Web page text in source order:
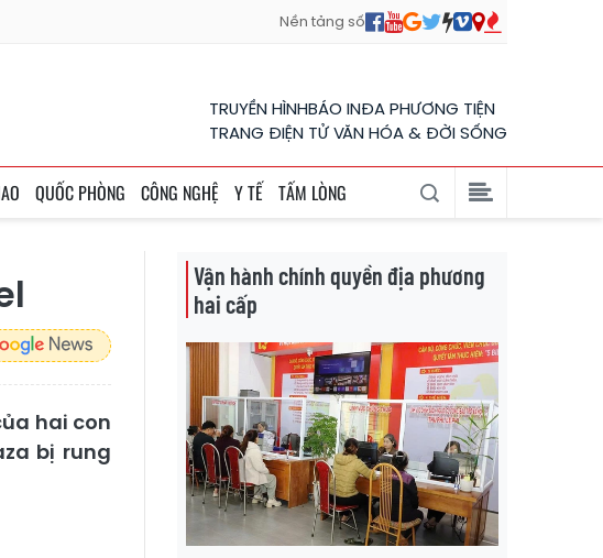
Nền tảng số
TRUYỀN HÌNHBÁO INĐA PHƯƠNG TIỆN
TRANG ĐIỆN TỬ VĂN HÓA & ĐỜI SỐNG
QUỐC PHÒNG CÔNG NGHỆ Y TẾ TẤM LÒNG
hai con
bị rung
Vận hành chính quyền địa phương
hai cấp